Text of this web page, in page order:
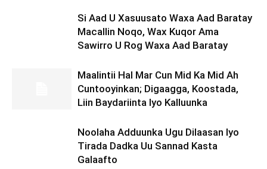
Si Aad U Xasuusato Waxa Aad Baratay
Macallin Noqo, Wax Kuqor Ama
Sawirro U Rog Waxa Aad Baratay
Maalintii Hal Mar Cun Mid Ka Mid Ah
Cuntooyinkan; Digaagga, Koostada,
Liin Baydariinta Iyo Kalluunka
Noolaha Adduunka Ugu Dilaasan Iyo
Tirada Dadka Uu Sannad Kasta
Galaafto